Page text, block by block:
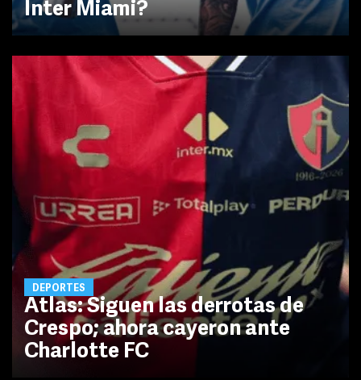
Inter Miami?
DEPORTES
Atlas: Siguen las derrotas de
Crespo; ahora cayeron ante
Charlotte FC